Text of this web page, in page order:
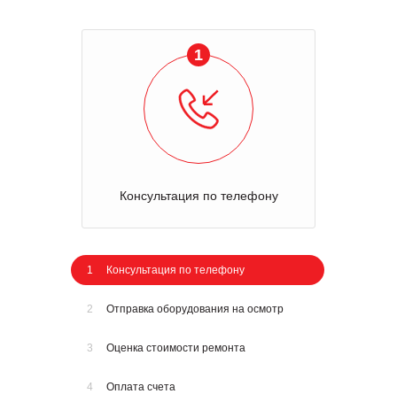
1
Консультация по телефону
1 Консультация по телефону
2 Отправка оборудования на осмотр
3 Оценка стоимости ремонта
4 Оплата счета